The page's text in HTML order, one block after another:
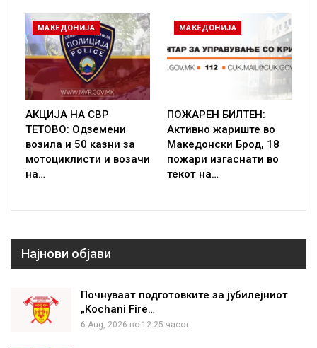
МАКЕДОНИЈА
АКЦИЈА НА СВР
ТЕТОВО: Одземени
возила и 50 казни за
мотоциклисти и возачи
на…
МАКЕДОНИЈА
ПОЖАРЕН БИЛТЕН:
Активно жариште во
Македонски Брод, 18
пожари изгаснати во
текот на…
Најнови објави
Почнуваат подготовките за јубилејниот
„Kochani Fire…
6 Aug, 2026 во 12:25 часот.